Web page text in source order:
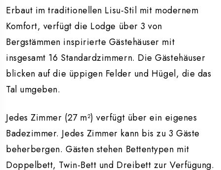
Erbaut im traditionellen Lisu-Stil mit modernem
Komfort, verfügt die Lodge über 3 von
Bergstämmen inspirierte Gästehäuser mit
insgesamt 16 Standardzimmern. Die Gästehäuser
blicken auf die üppigen Felder und Hügel, die das
Tal umgeben.
Jedes Zimmer (27 m²) verfügt über ein eigenes
Badezimmer. Jedes Zimmer kann bis zu 3 Gäste
beherbergen. Gästen stehen Bettentypen mit
Doppelbett, Twin-Bett und Dreibett zur Verfügung.